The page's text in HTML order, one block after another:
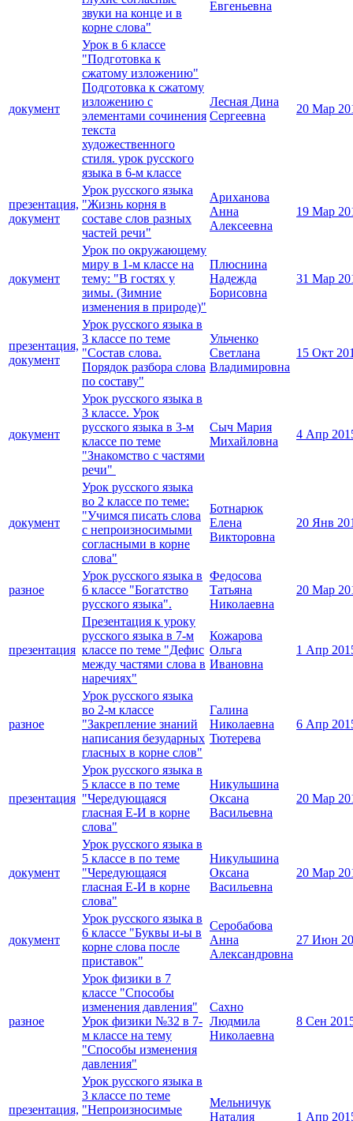
звуки на конце и в
корне слова"
Евгеньевна
документ
Урок в 6 классе
"Подготовка к
сжатому изложению"
Подготовка к сжатому
изложению с
элементами сочинения
текста
художественного
стиля. урок русского
языка в 6-м классе
Лесная Дина
Сергеевна
20 Мар
презентация,
документ
Урок русского языка
"Жизнь корня в
составе слов разных
частей речи"
Ариханова
Анна
Алексеевна
19 Мар
документ
Урок по окружающему
миру в 1-м классе на
тему: "В гостях у
зимы. (Зимние
изменения в природе)"
Плюснина
Надежда
Борисовна
31 Мар
презентация,
документ
Урок русского языка в
3 классе по теме
"Состав слова.
Порядок разбора слова
по составу"
Ульченко
Светлана
Владимировна
15 Окт
документ
Урок русского языка в
3 классе. Урок
русского языка в 3-м
классе по теме
"Знакомство с частями
речи"
Сыч Мария
Михайловна
4 Апр
документ
Урок русского языка
во 2 классе по теме:
"Учимся писать слова
с непроизносимыми
согласными в корне
слова"
Ботнарюк
Елена
Викторовна
20 Янв
разное
Урок русского языка в
6 классе "Богатство
русского языка".
Федосова
Татьяна
Николаевна
20 Мар
презентация
Презентация к уроку
русского языка в 7-м
классе по теме "Дефис
между частями слова в
наречиях"
Кожарова
Ольга
Ивановна
1 Апр
разное
Урок русского языка
во 2-м классе
"Закрепление знаний
написания безударных
гласных в корне слов"
Галина
Николаевна
Тютерева
6 Апр
презентация
Урок русского языка в
5 классе в по теме
"Чередующаяся
гласная Е-И в корне
слова"
Никульшина
Оксана
Васильевна
20 Мар
документ
Урок русского языка в
5 классе в по теме
"Чередующаяся
гласная Е-И в корне
слова"
Никульшина
Оксана
Васильевна
20 Мар
документ
Урок русского языка в
6 классе "Буквы и-ы в
корне слова после
приставок"
Серобабова
Анна
Александровна
27 Июн
разное
Урок физики в 7
классе "Способы
изменения давления"
Урок физики №32 в 7-
м классе на тему
"Способы изменения
давления"
Сахно
Людмила
Николаевна
8 Сен
презентация,
Урок русского языка в
3 классе по теме
"Непроизносимые
Мельничук
Наталия
1 Апр